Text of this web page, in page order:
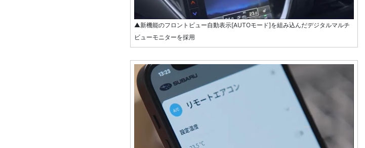
▲新機能のフロントビュー自動表示[AUTOモード]を組み込んだデジタルマルチ
ビューモニターを採用